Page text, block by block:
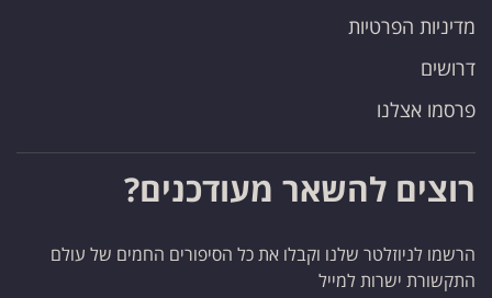
מדיניות הפרטיות
דרושים
פרסמו אצלנו
רוצים להשאר מעודכנים?
הרשמו לניוזלטר שלנו וקבלו את כל הסיפורים החמים של עולם
התקשורת ישרות למייל